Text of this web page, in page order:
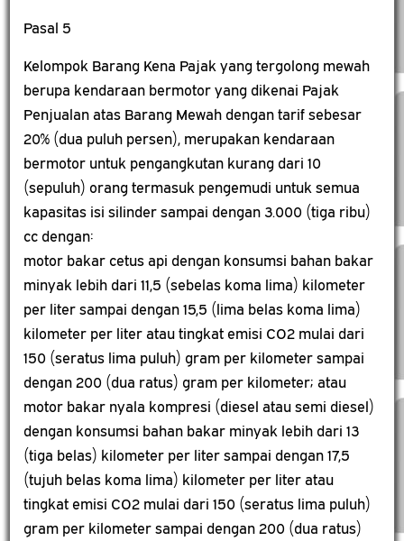
Pasal 5
Kelompok Barang Kena Pajak yang tergolong mewah
berupa kendaraan bermotor yang dikenai Pajak
Penjualan atas Barang Mewah dengan tarif sebesar
20% (dua puluh persen), merupakan kendaraan
bermotor untuk pengangkutan kurang dari 10
(sepuluh) orang termasuk pengemudi untuk semua
kapasitas isi silinder sampai dengan 3.000 (tiga ribu)
cc dengan:
motor bakar cetus api dengan konsumsi bahan bakar
minyak lebih dari 11,5 (sebelas koma lima) kilometer
per liter sampai dengan 15,5 (lima belas koma lima)
kilometer per liter atau tingkat emisi CO2 mulai dari
150 (seratus lima puluh) gram per kilometer sampai
dengan 200 (dua ratus) gram per kilometer; atau
motor bakar nyala kompresi (diesel atau semi diesel)
dengan konsumsi bahan bakar minyak lebih dari 13
(tiga belas) kilometer per liter sampai dengan 17,5
(tujuh belas koma lima) kilometer per liter atau
tingkat emisi CO2 mulai dari 150 (seratus lima puluh)
gram per kilometer sampai dengan 200 (dua ratus)